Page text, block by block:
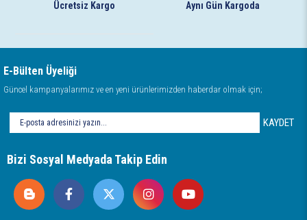
Ücretsiz Kargo
Aynı Gün Kargoda
E-Bülten Üyeliği
Güncel kampanyalarımız ve en yeni ürünlerimizden haberdar olmak için;
KAYDET
Bizi Sosyal Medyada Takip Edin